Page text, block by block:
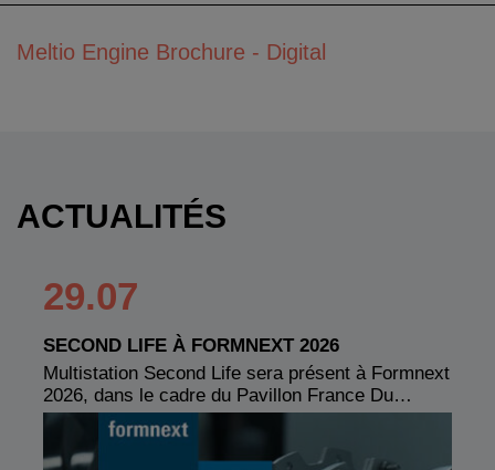
Meltio Engine Brochure - Digital
ACTUALITÉS
29.07
SECOND LIFE À FORMNEXT 2026
Multistation Second Life sera présent à Formnext
2026, dans le cadre du Pavillon France Du…